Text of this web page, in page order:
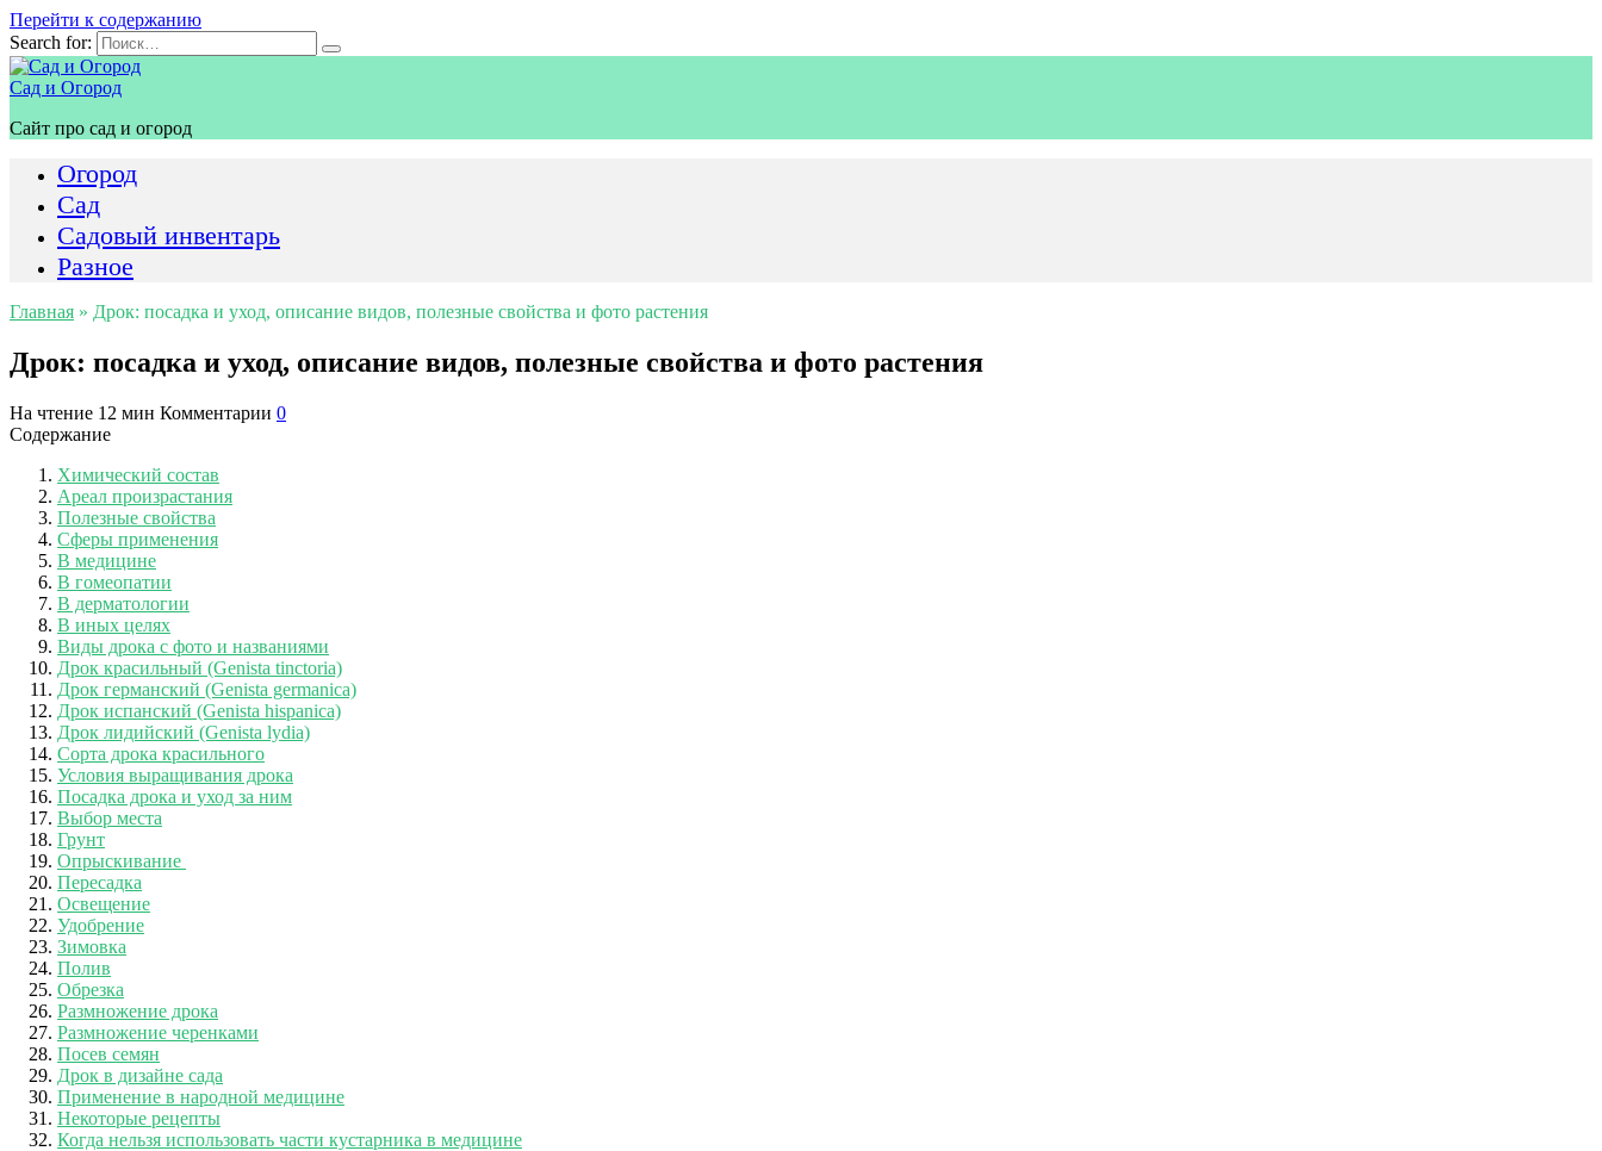
Перейти к содержанию
Search for:
Сад и Огород
Сайт про сад и огород
Огород
Сад
Садовый инвентарь
Разное
Главная » Дрок: посадка и уход, описание видов, полезные свойства и фото растения
Дрок: посадка и уход, описание видов, полезные свойства и фото растения
На чтение 12 мин Комментарии 0
Содержание
Химический состав
Ареал произрастания
Полезные свойства
Сферы применения
В медицине
В гомеопатии
В дерматологии
В иных целях
Виды дрока с фото и названиями
Дрок красильный (Genista tinctoria)
Дрок германский (Genista germanica)
Дрок испанский (Genista hispanica)
Дрок лидийский (Genista lydia)
Сорта дрока красильного
Условия выращивания дрока
Посадка дрока и уход за ним
Выбор места
Грунт
Опрыскивание
Пересадка
Освещение
Удобрение
Зимовка
Полив
Обрезка
Размножение дрока
Размножение черенками
Посев семян
Дрок в дизайне сада
Применение в народной медицине
Некоторые рецепты
Когда нельзя использовать части кустарника в медицине